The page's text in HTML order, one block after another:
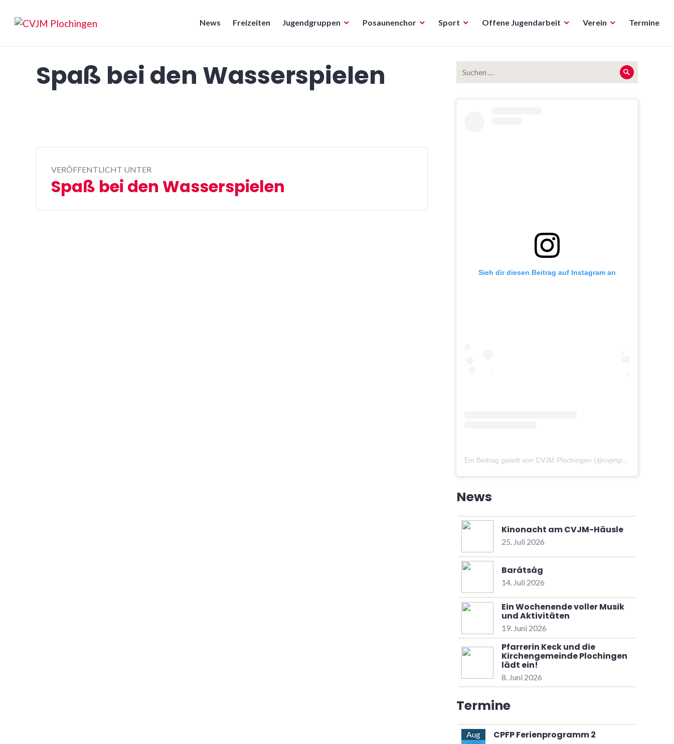
Inhalt
CVJM Plochingen
News Freizeiten Jugendgruppen Posaunenchor Sport Offene Jugendarbeit Verein Termine
Spaß bei den Wasserspielen
Beitrags-
Navigation
VERÖFFENTLICHT UNTER
Spaß bei den Wasserspielen
nach:
Suche
Sieh dir diesen Beitrag auf Instagram an
Ein Beitrag geteilt von CVJM Plochingen (@cvjmplochingen)
News
Kinonacht am CVJM-Häusle
25. Juli 2026
Barátság
14. Juli 2026
Ein Wochenende voller Musik
und Aktivitäten
19. Juni 2026
Pfarrerin Keck und die
Kirchengemeinde Plochingen
lädt ein!
8. Juni 2026
Termine
Aug CPFP Ferienprogramm 2